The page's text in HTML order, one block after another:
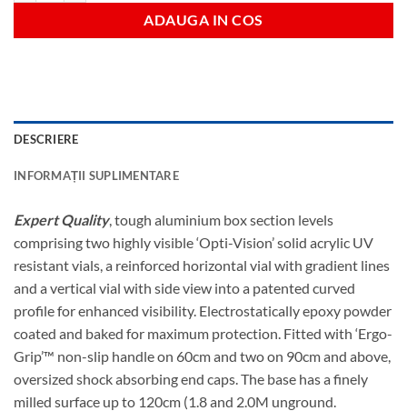
ADAUGA IN COS
DESCRIERE
INFORMAȚII SUPLIMENTARE
Expert Quality, tough aluminium box section levels
comprising two highly visible ‘Opti-Vision’ solid acrylic UV
resistant vials, a reinforced horizontal vial with gradient lines
and a vertical vial with side view into a patented curved
profile for enhanced visibility. Electrostatically epoxy powder
coated and baked for maximum protection. Fitted with ‘Ergo-
Grip’™ non-slip handle on 60cm and two on 90cm and above,
oversized shock absorbing end caps. The base has a finely
milled surface up to 120cm (1.8 and 2.0M unground.